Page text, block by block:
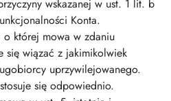
wskazanej w ust. 1 lit. b
Konta.
której mowa w zdaniu
się wiązać z jakimikolwiek
uprzywilejowanego.
się odpowiednio.